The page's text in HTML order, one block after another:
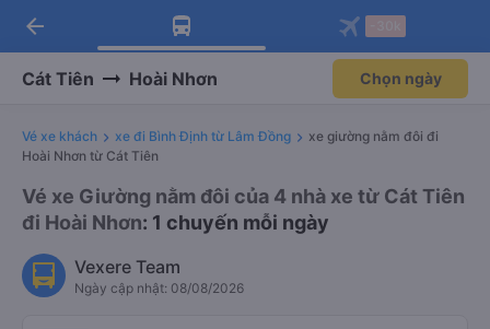
Tải app Vexere ngay!
Nhận ưu đãi thành viên độc
Mở app
Tải app Vexere
-30k/ghế khi đặt vé máy bay qua
Mở app
arrow_back
Cát Tiên Hoài Nhơn Chọn ngày
Vé xe khách xe đi Bình Định từ Lâm Đồng
xe giường nằm đôi đi
Hoài Nhơn từ Cát Tiên
Vé xe Giường nằm đôi của 4 nhà xe từ Cát Tiên
đi Hoài Nhơn: 1 chuyến mỗi ngày
Vexere Team
Ngày cập nhật: 08/08/2026